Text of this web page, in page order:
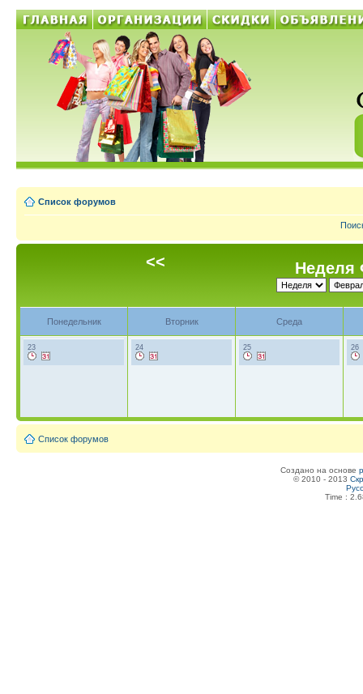
Список форумов
<< Неделя
Понедельник Вторник Среда
23 24 25 26
Список форумов
Создано на основе
© 2010 - 2013
Time :